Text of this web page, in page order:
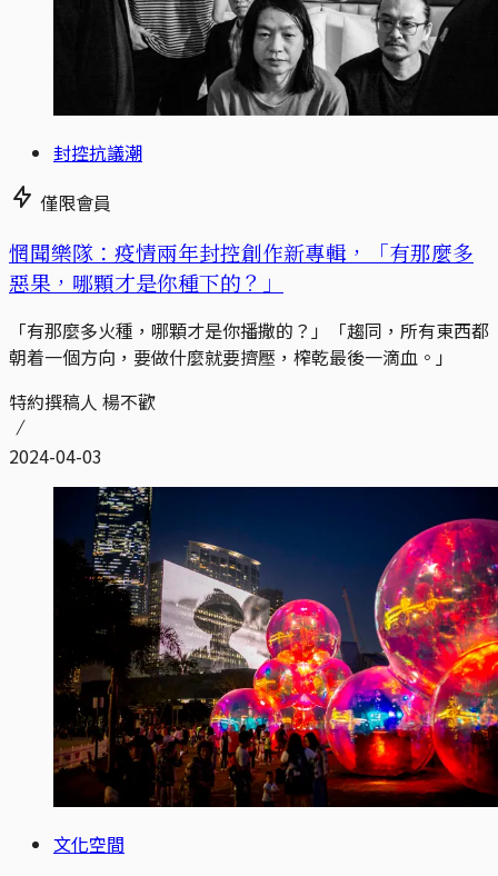
封控抗議潮
僅限會員
惘聞樂隊：疫情兩年封控創作新專輯，「有那麼多
惡果，哪顆才是你種下的？」
「有那麼多火種，哪顆才是你播撒的？」「趨同，所有東西都
朝着一個方向，要做什麼就要擠壓，榨乾最後一滴血。」
特約撰稿人 楊不歡
2024-04-03
文化空間